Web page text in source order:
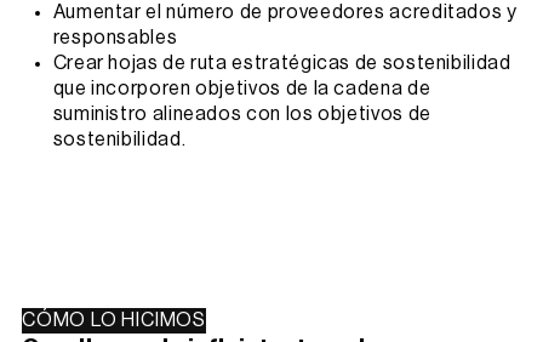
Aumentar el número de proveedores acreditados y
responsables
Crear hojas de ruta estratégicas de sostenibilidad
que incorporen objetivos de la cadena de
suministro alineados con los objetivos de
sostenibilidad.
CÓMO LO HICIMOS